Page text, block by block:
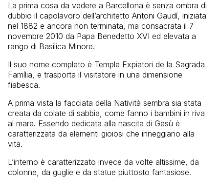
La prima cosa da vedere a Barcellona è senza ombra di
dubbio il capolavoro dell’architetto Antoni Gaudí, iniziata
nel 1882 e ancora non terminata, ma consacrata il 7
novembre 2010 da Papa Benedetto XVI ed elevata a
rango di Basilica Minore.
Il suo nome completo è Temple Expiatori de la Sagrada
Família, e trasporta il visitatore in una dimensione
fiabesca.
A prima vista la facciata della Natività sembra sia stata
creata da colate di sabbia, come fanno i bambini in riva
al mare. Essendo dedicata alla nascita di Gesù è
caratterizzata da elementi gioiosi che inneggiano alla
vita.
L’interno è caratterizzato invece da volte altissime, da
colonne, da guglie e da statue piuttosto fantasiose.